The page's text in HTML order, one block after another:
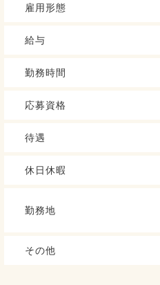
雇用形態
給与
勤務時間
応募資格
待遇
休日休暇
勤務地
その他